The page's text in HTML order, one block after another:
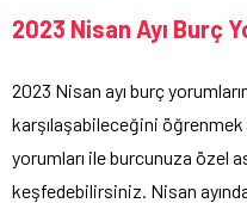
2023 Nisan Ayı Burç
2023 Nisan ayı burç
karşılaşabileceğini
yorumları ile burcunuza özel
keşfedebilirsiniz. Nisan